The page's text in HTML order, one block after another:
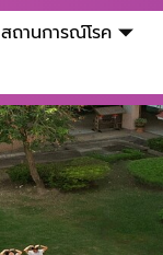
สถานการณ์โรค